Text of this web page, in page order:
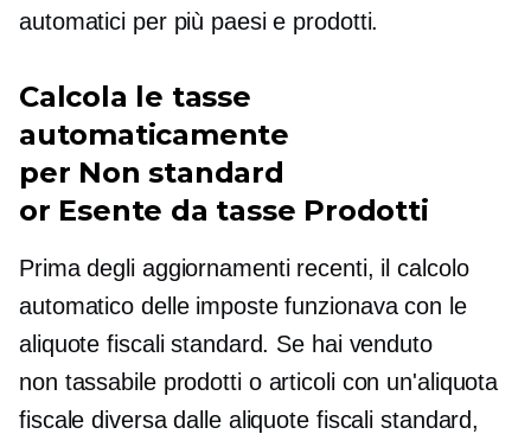
automatici per più paesi e prodotti.
Calcola le tasse
automaticamente
per Non standard
or Esente da tasse Prodotti
Prima degli aggiornamenti recenti, il calcolo
automatico delle imposte funzionava con le
aliquote fiscali standard. Se hai venduto
non tassabileprodotti o articoli con un'aliquota
fiscale diversa dalle aliquote fiscali standard,